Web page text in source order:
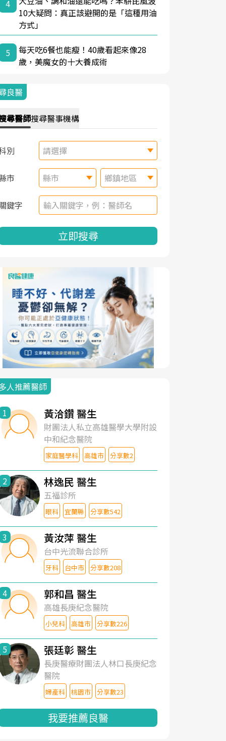
4
10大疑問：真正該避開的是「這種用油
方式」
5
每天吃6餐也能瘦！40歲看起來像28
歲，美魔女的十大養成術
良醫
尋醫師搜尋醫事機構
別 請選擇
市 縣市 鄉鎮地區
鍵字
立即搜尋
人推薦醫師
1 黃洽鑽 醫生
財團法人私立高雄醫學大學附設
中和紀念醫院
家庭醫學科 高雄市 分享數2
2 林逸民 醫生
五福診所
眼科 宜蘭縣 分享數542
3 黃汝萍 醫生
台中光流聯合診所
牙科 台中市 分享數208
4 郭和昌 醫生
高雄長庚紀念醫院
小兒科 高雄市 分享數226
5 張廷彰 醫生
長庚醫療財團法人林口長庚紀念
醫院
婦產科 桃園市 分享數23
我要推薦良醫